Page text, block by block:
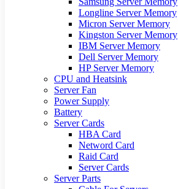
Longline Server Memory
Micron Server Memory
Kingston Server Memory
IBM Server Memory
Dell Server Memory
HP Server Memory
CPU and Heatsink
Server Fan
Power Supply
Battery
Server Cards
HBA Card
Netword Card
Raid Card
Server Cards
Server Parts